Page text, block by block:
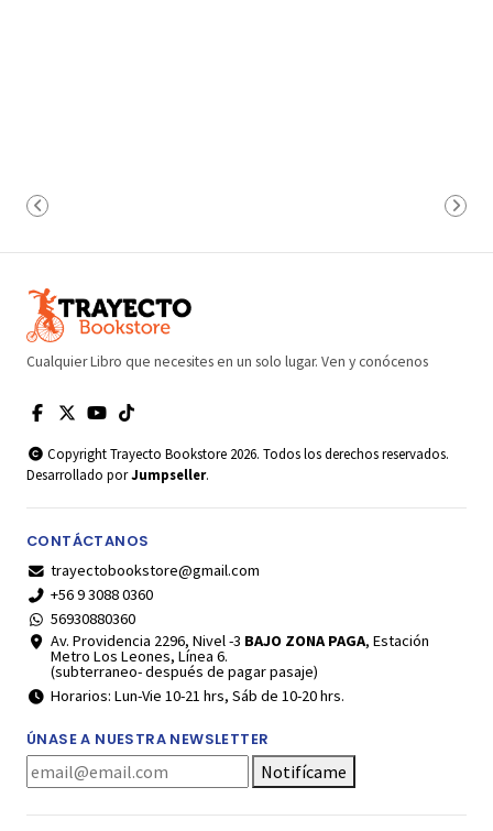
Cualquier Libro que necesites en un solo lugar. Ven y conócenos
Copyright Trayecto Bookstore 2026. Todos los derechos reservados.
Desarrollado porJumpseller.
CONTÁCTANOS
trayectobookstore@gmail.com
+56 9 3088 0360
56930880360
Av. Providencia 2296, Nivel -3 BAJO ZONA PAGA, Estación
Metro Los Leones, Línea 6.
(subterraneo- después de pagar pasaje)
Horarios: Lun-Vie 10-21 hrs, Sáb de 10-20 hrs.
ÚNASE A NUESTRA NEWSLETTER
Notifícame